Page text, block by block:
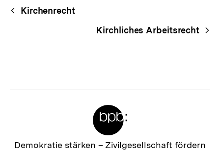
Begriffsnavigation
Content-
Navigation
Kirchenrecht
Kirchliches Arbeitsrecht
Zur
Demokratie stärken – Zivilgesellschaft fördern